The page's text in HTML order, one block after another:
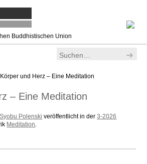
Buddhistischen Union
und Herz – Eine Meditation
– Eine Meditation
Polenski veröffentlicht in der3-2026
Meditation